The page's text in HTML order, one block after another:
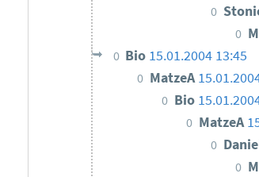
0
0
0 Bio 15.01.2004 13:45
0 MatzeA
0 Bio
0 MatzeA
0
0